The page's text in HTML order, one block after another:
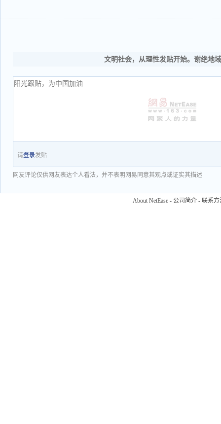
文明社会，从理性发贴开始。谢绝地
请登录发贴
网友评论仅供网友表达个人看法，并不表明网易同意其观点或证实其描述
About NetEase - 公司简介 - 联系方